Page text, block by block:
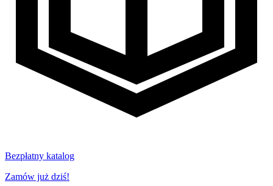
Bezpłatny katalog
Zamów już dziś!